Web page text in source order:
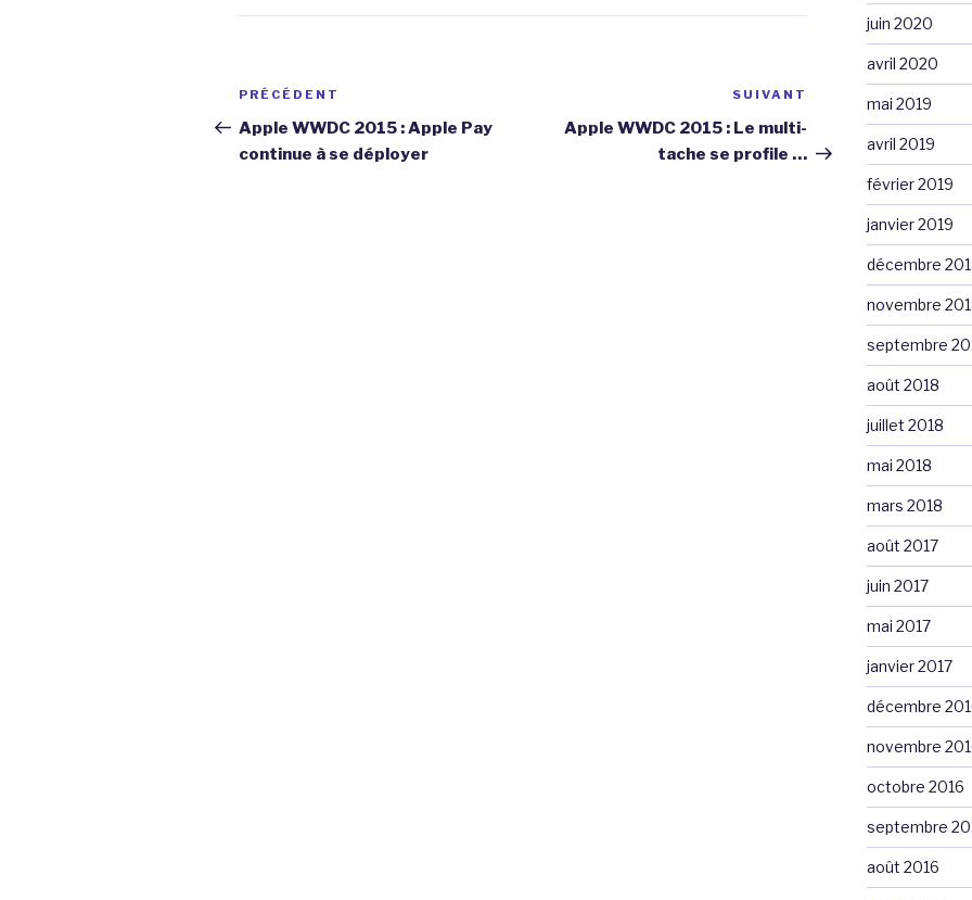
Navigation
de
l’article
Article
précédent
PRÉCÉDENT
Apple WWDC 2015 : Apple Pay
continue à se déployer
Article
suivant
SUIVANT
Apple WWDC 2015 : Le multi-
tache se profile …
juin 2020
avril 2020
mai 2019
avril 2019
février 2019
janvier 2019
décembre
novembre
septembre
août 2018
juillet 2018
mai 2018
mars 2018
août 2017
juin 2017
mai 2017
janvier 2017
décembre
novembre
octobre 2016
septembre
août 2016